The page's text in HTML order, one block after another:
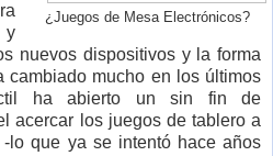
¿Juegos de Mesa Electrónicos?
y
nuevos dispositivos y la forma
cambiado mucho en los últimos
ha abierto un sin fin de
acercar los juegos de tablero a
-lo que ya se intentó hace años